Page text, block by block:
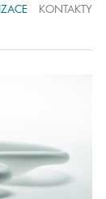
KONTAKTY